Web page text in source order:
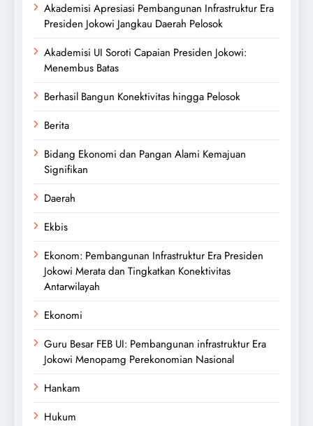
Akademisi Apresiasi Pembangunan Infrastruktur Era
Presiden Jokowi Jangkau Daerah Pelosok
Akademisi UI Soroti Capaian Presiden Jokowi:
Menembus Batas
Berhasil Bangun Konektivitas hingga Pelosok
Berita
Bidang Ekonomi dan Pangan Alami Kemajuan
Signifikan
Daerah
Ekbis
Ekonom: Pembangunan Infrastruktur Era Presiden
Jokowi Merata dan Tingkatkan Konektivitas
Antarwilayah
Ekonomi
Guru Besar FEB UI: Pembangunan infrastruktur Era
Jokowi Menopamg Perekonomian Nasional
Hankam
Hukum